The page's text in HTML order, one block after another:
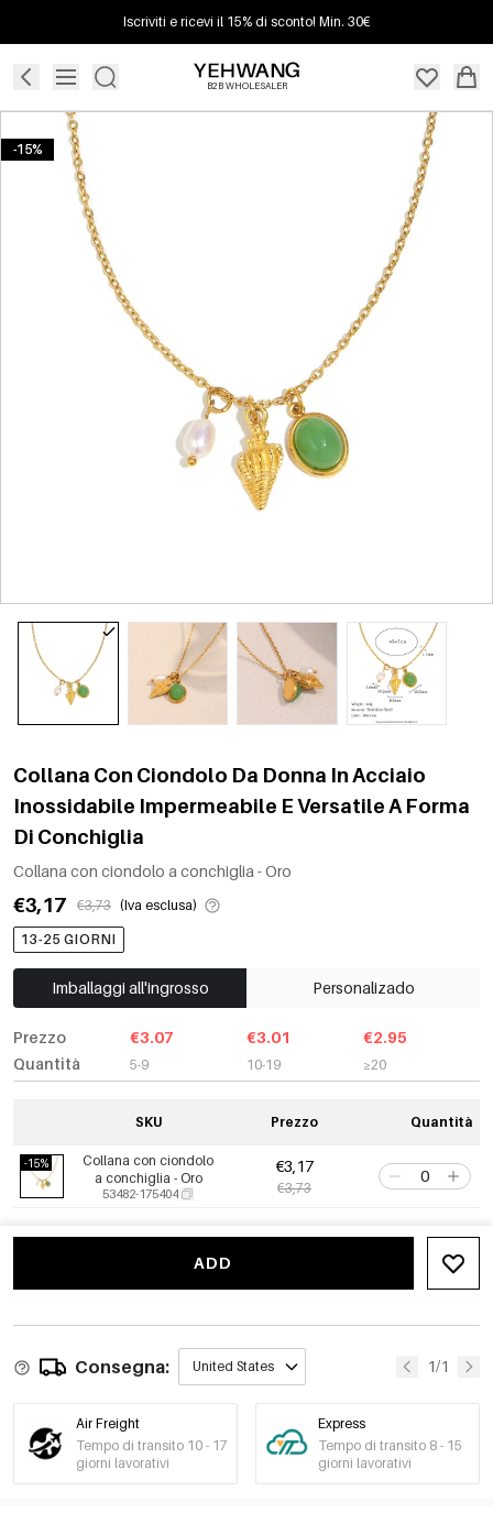
Iscriviti e ricevi il 15% di sconto! Min. 30€
B2B WHOLESALER
-15%
Collana Con Ciondolo Da Donna In Acciaio
Inossidabile Impermeabile E Versatile A Forma
Di Conchiglia
Collana con ciondolo a conchiglia - Oro
€3,17 €3,73 (Iva esclusa)
13-25 GIORNI
Imballaggi all'ingrosso Personalizado
Prezzo
Quantità
€3.07
5-9
€3.01
10-19
€2.95
≥20
SKU Prezzo Quantità
-15%
Collana con ciondolo
a conchiglia - Oro
53482-175404
€3,17
€3,73
ADD
Consegna: United States 1/1
Air Freight
Tempo di transito 10 - 17
giorni lavorativi
Express
Tempo di transito 8 - 15
giorni lavorativi